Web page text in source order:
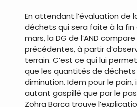
En attendant l’évaluation de
déchets qui sera faite à la fin
mars, la DG de l’AND
précédentes, à partir
terrain. C’est ce qui lui
que les quantités de
diminution. Idem pour le pain,
autant gaspillé que par le
Zohra Barça trouve